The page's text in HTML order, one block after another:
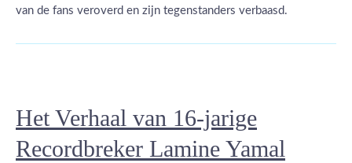
van de fans veroverd en zijn tegenstanders verbaasd.
Het Verhaal van 16-jarige
Recordbreker Lamine Yamal